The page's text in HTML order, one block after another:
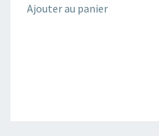
Ajouter au panier